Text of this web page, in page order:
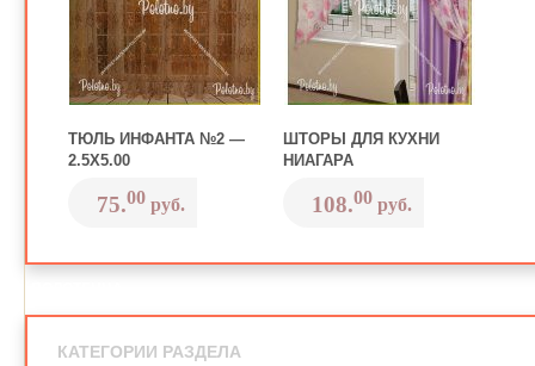
ТЮЛЬ ИНФАНТА №2 —
2.5Х5.00
75.00 руб.
ШТОРЫ ДЛЯ КУХНИ
НИАГАРА
108.00 руб.
КАТЕГОРИИ РАЗДЕЛА